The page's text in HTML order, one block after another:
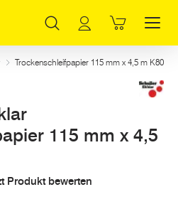
Trockenschleifpapier 115 mm x 4,5 m K80
115 mm x 4,5
Produkt bewerten